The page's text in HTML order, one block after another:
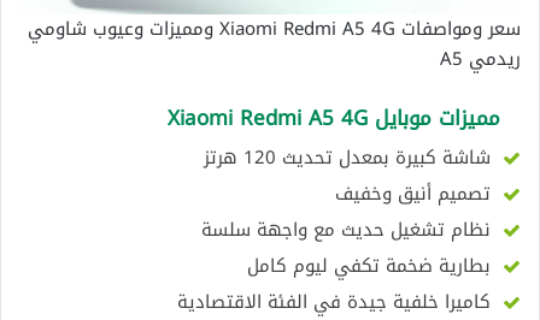
سعر ومواصفات Xiaomi Redmi A5 4G ومميزات وعيوب شاومي
ريدمي A5
مميزات موبايل Xiaomi Redmi A5 4G
شاشة كبيرة بمعدل تحديث 120 هرتز
تصميم أنيق وخفيف
نظام تشغيل حديث مع واجهة سلسة
بطارية ضخمة تكفي ليوم كامل
كاميرا خلفية جيدة في الفئة الاقتصادية